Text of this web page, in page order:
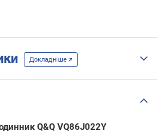
Докладніше
Q&Q VQ86J022Y